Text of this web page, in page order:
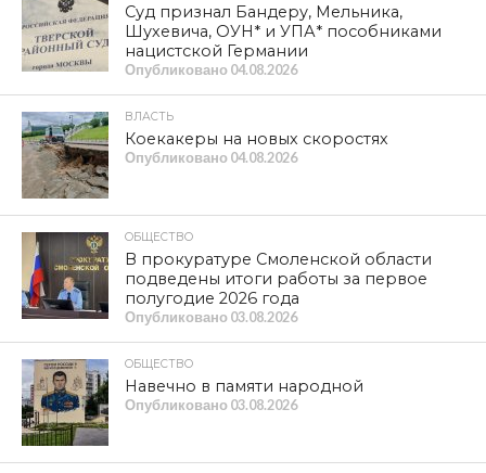
Суд признал Бандеру, Мельника,
Шухевича, ОУН* и УПА* пособниками
нацистской Германии
Опубликовано 04.08.2026
ВЛАСТЬ
Коекакеры на новых скоростях
Опубликовано 04.08.2026
ОБЩЕСТВО
В прокуратуре Смоленской области
подведены итоги работы за первое
полугодие 2026 года
Опубликовано 03.08.2026
ОБЩЕСТВО
Навечно в памяти народной
Опубликовано 03.08.2026